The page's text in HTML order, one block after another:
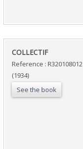
‎COLLECTIF‎
Reference : R320108012
(1934)
See the book